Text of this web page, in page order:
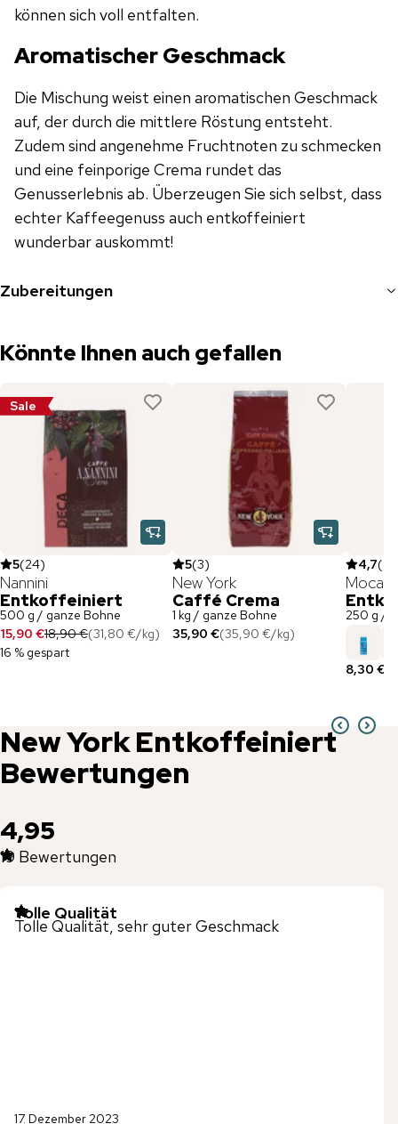
können sich voll entfalten.
Aromatischer Geschmack
Die Mischung weist einen aromatischen Geschmack
auf, der durch die mittlere Röstung entsteht.
Zudem sind angenehme Fruchtnoten zu schmecken
und eine feinporige Crema rundet das
Genusserlebnis ab. Überzeugen Sie sich selbst, dass
echter Kaffeegenuss auch entkoffeiniert
wunderbar auskommt!
Zubereitungen
Könnte Ihnen auch gefallen
Sale
5(24)
Nannini
Entkoffeiniert
500 g / ganze Bohne
15,90 €18,90 €(31,80 €/kg)
16 % gespart
5(3)
New York
Caffé Crema
1 kg / ganze Bohne
35,90 €(35,90 €/kg)
4,7(
250 g /
8,30 €
New YorkEntkoffeiniert
Bewertungen
4,95
19 Bewertungen
Tolle Qualität
Tolle Qualität, sehr guter Geschmack
17. Dezember 2023